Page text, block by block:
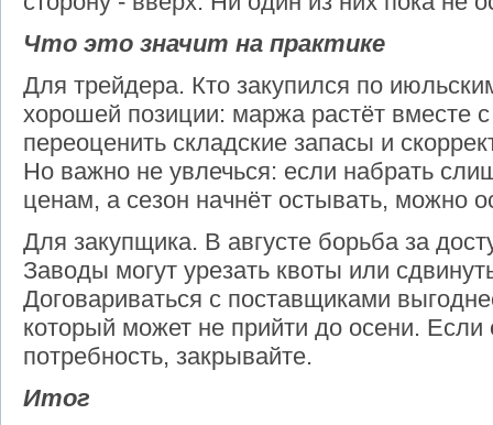
Что это значит на практике
Для трейдера. Кто закупился по
хорошей позиции: маржа растёт вместе
переоценить складские запасы и
Но важно не увлечься: если набрать
ценам, а сезон начнёт остывать, можно
Для закупщика. В августе борьба за
Заводы могут урезать квоты или
Договариваться с поставщиками
который может не прийти до осени. Если
потребность, закрывайте.
Итог